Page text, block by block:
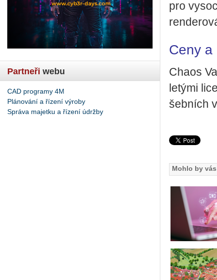
Partneři webu
CAD programy 4M
Plánování a řízení výroby
Správa majetku a řízení údržby
pro
Ceny a
Chaos
le­tý­mi
šeb­ních
Mohlo by